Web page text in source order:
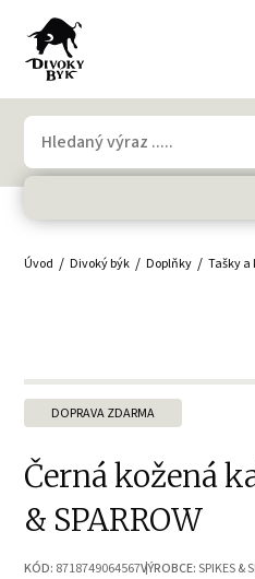
Úvod Divoký býk Doplňky Tašky
DOPRAVA ZDARMA
Černá kožená
& SPARROW
KÓD: 8718749064567VÝROBCE: SPIKES &